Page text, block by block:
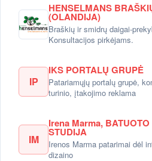
HENSELMANS
(OLANDIJA)
Braškių ir smidrų daigai-
Konsultacijos pirkėjams.
IP
IKS PORTALŲ GRUPĖ
Patariamųjų portalų grupė,
turinio, įtakojimo reklama
IM
Irena Marma,
STUDIJA
Irenos Marma patarimai dėl
dizaino